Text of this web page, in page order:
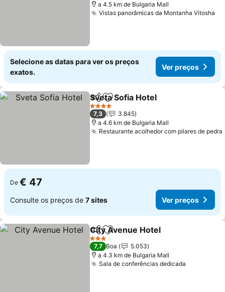
a 4.5 km de Bulgaria Mall
Vistas panorâmicas da Montanha Vitosha
Selecione as datas para ver os preços
exatos.
Ver preços
PartilharAdicionar aos favoritos
Sveta Sofia Hotel
4 Estrelas
7,3
3.845
a 4.6 km de Bulgaria Mall
Restaurante acolhedor com pilares de pedra
De € 47
Consulte os preços de 7 sites Ver preços
PartilharAdicionar aos favoritos
City Avenue Hotel
3 Estrelas
7,7 Boa
5.053
a 4.3 km de Bulgaria Mall
Sala de conferências dedicada